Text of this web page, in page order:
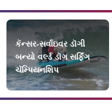
કૅન્સર-સર્વાઇવર ડૉગી
બન્યો વર્લ્ડ ડૉગ સર્ફિંગ
ચૅમ્પિયનશિપ